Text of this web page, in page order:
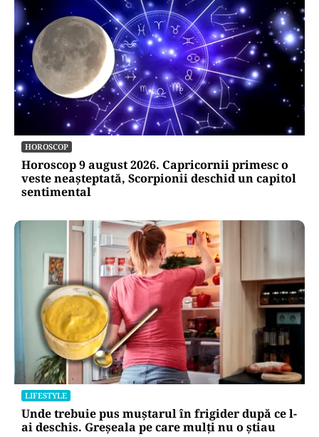
HOROSCOP
Horoscop 9 august 2026. Capricornii primesc o
veste neașteptată, Scorpionii deschid un capitol
sentimental
LIFESTYLE
Unde trebuie pus muștarul în frigider după ce l-
ai deschis. Greșeala pe care mulți nu o știau